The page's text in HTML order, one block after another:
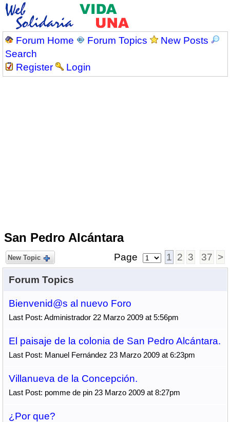
Forum Home Forum Topics
New Posts
Search
Register
Login
San Pedro Alcántara
New Topic Page 1 2 3 37 >
Forum Topics
Bienvenid@s al nuevo Foro
Last Post: Administrador 22 Marzo 2009 at 5:56pm
El paisaje de la colonia de San Pedro Alcántara.
Last Post: Manuel Fernández 23 Marzo 2009 at 6:23pm
Villanueva de la Concepción.
Last Post: pomme de pin 23 Marzo 2009 at 8:27pm
¿Por que?